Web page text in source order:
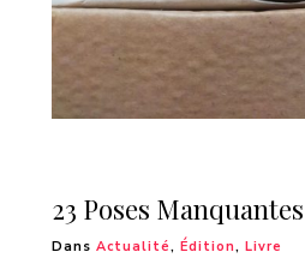
23 Poses Manquantes
Dans Actualité, Édition, Livre